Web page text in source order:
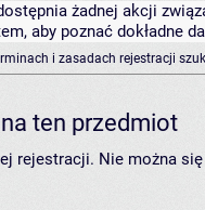
żadnej akcji
aby poznać dokładne
i zasadach rejestracji
ten przedmiot
rejestracji. Nie można